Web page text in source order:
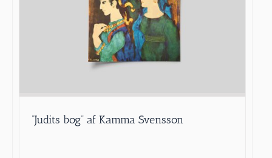
”Judits bog” af Kamma Svensson